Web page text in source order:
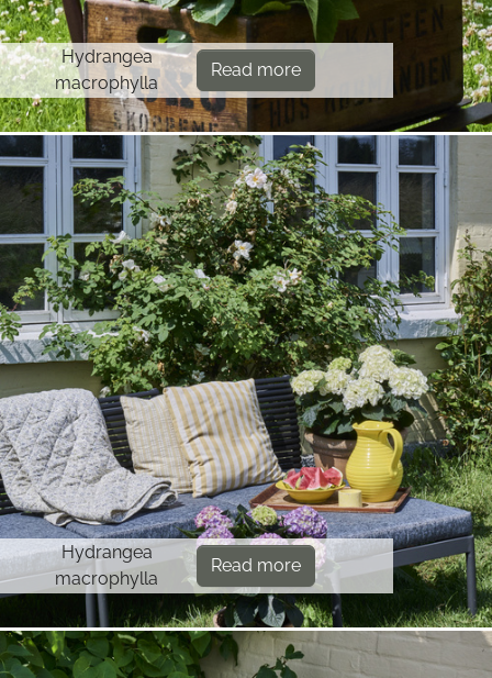
Hydrangea
macrophylla
Read more
Hydrangea
macrophylla
Read more